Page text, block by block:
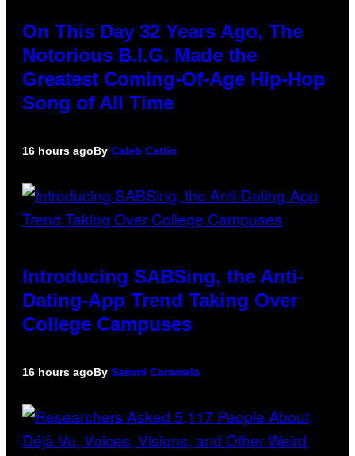
On This Day 32 Years Ago, The
Notorious B.I.G. Made the
Greatest Coming-Of-Age Hip-Hop
Song of All Time
16 hours agoBy Caleb Catlin
Introducing SABSing, the Anti-
Dating-App Trend Taking Over
College Campuses
16 hours agoBy Sammi Caramela